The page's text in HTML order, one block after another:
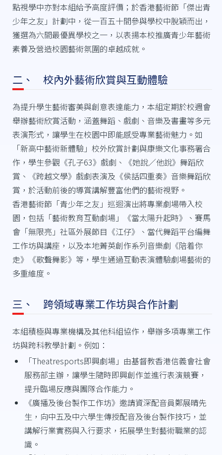
點視學中亦對本組給予高度評價；於香港藝術節「傑出青
少年之友」計劃中，從一百五十間參與學校中脫穎而出，
獲選為六間最優異學校之一，以表揚本校推廣青少年藝術
素養及營造校園藝術氛圍的卓越成就。
二、 校內外藝術欣賞與互動體驗
為提升學生藝術審美與創意表達能力，本組定期於校週會
舉辦藝術欣賞活動，涵蓋舞蹈、戲劇、音樂及書畫等多元
表演形式，讓學生在校園中即能感受專業藝術魅力。如
「新高中藝術新體驗」校外欣賞計劃與康樂文化事務署合
作，學生參觀《孔子63》戲劇、《她說／他說》舞蹈欣
賞、《跨越文學》戲劇表演及《侯話四重奏》音樂舞蹈欣
賞，於活動前後的導賞講解豐富他們的藝術視野。
香港藝術節「青少年之友」巡迴演出將專業劇場帶入校
園，包括「藝術教育互動劇場」《當太陽升起時》、賽馬
會「無限亮」社區外展節目《江仔》、當代舞蹈平台編舞
工作坊與講座，以及本地菁英創作系列音樂劇《陪着你
走》《歌聲舞影》等，學生通過互動表演體驗劇場藝術的
多重維度。
三、 跨領域專業工作坊與合作計劃
本組積極與專業機構及其他科組協作，舉辦多項專業工作
坊與跨科教學計劃。例如：
「Theatresports即興劇場」由基督教香港信義會社會
服務部主辦，讓學生隨時即興創作並進行表演競賽，
提升臨場反應與團隊合作能力。
《廣播及後台製作工作坊》邀請資深配音員鄭展晴先
生，向中五及中六學生傳授配音及後台製作技巧，並
講解行業實務與入行要求，拓展學生對藝術職業的認
識。